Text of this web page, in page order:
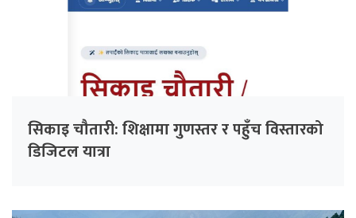
सिकाइ चौतारी: शिक्षामा गुणस्तर र पहुँच विस्तारको
डिजिटल यात्रा